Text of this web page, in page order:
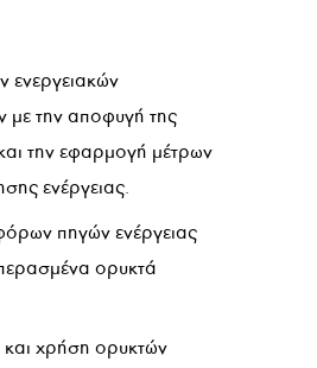
ενεργειακών
με την αποφυγή της
την εφαρμογή μέτρων
ενέργειας.
πηγών ενέργειας
ορυκτά
χρήση ορυκτών